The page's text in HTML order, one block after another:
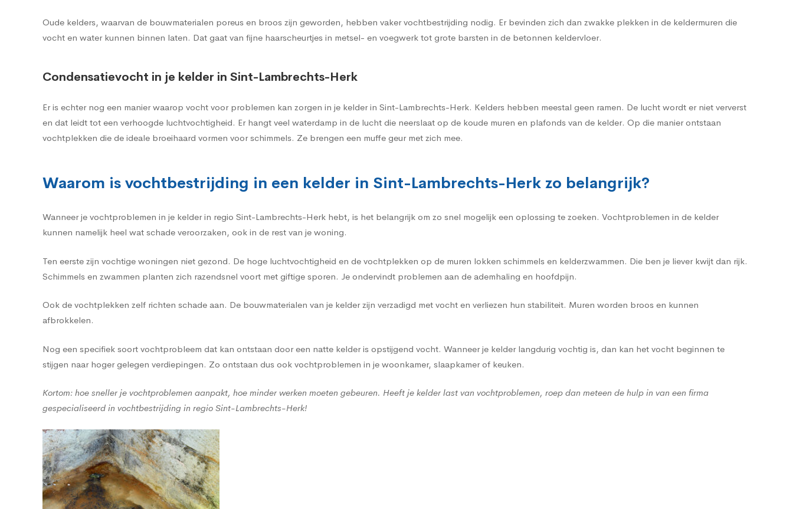
Oude kelders, waarvan de bouwmaterialen poreus en broos zijn geworden, hebben vaker vochtbestrijding nodig. Er bevinden zich dan zwakke plekken in de keldermuren die
vocht en water kunnen binnen laten. Dat gaat van fijne haarscheurtjes in metsel- en voegwerk tot grote barsten in de betonnen keldervloer.
Condensatievocht in je kelder in Sint-Lambrechts-Herk
Er is echter nog een manier waarop vocht voor problemen kan zorgen in je kelder in Sint-Lambrechts-Herk. Kelders hebben meestal geen ramen. De lucht wordt er niet ververst
en dat leidt tot een verhoogde luchtvochtigheid. Er hangt veel waterdamp in de lucht die neerslaat op de koude muren en plafonds van de kelder. Op die manier ontstaan
vochtplekken die de ideale broeihaard vormen voor schimmels. Ze brengen een muffe geur met zich mee.
Waarom is vochtbestrijding in een kelder in Sint-Lambrechts-Herk zo belangrijk?
Wanneer je vochtproblemen in je kelder in regio Sint-Lambrechts-Herk hebt, is het belangrijk om zo snel mogelijk een oplossing te zoeken. Vochtproblemen in de kelder
kunnen namelijk heel wat schade veroorzaken, ook in de rest van je woning.
Ten eerste zijn vochtige woningen niet gezond. De hoge luchtvochtigheid en de vochtplekken op de muren lokken schimmels en kelderzwammen. Die ben je liever kwijt dan rijk.
Schimmels en zwammen planten zich razendsnel voort met giftige sporen. Je ondervindt problemen aan de ademhaling en hoofdpijn.
Ook de vochtplekken zelf richten schade aan. De bouwmaterialen van je kelder zijn verzadigd met vocht en verliezen hun stabiliteit. Muren worden broos en kunnen
afbrokkelen.
Nog een specifiek soort vochtprobleem dat kan ontstaan door een natte kelder is opstijgend vocht. Wanneer je kelder langdurig vochtig is, dan kan het vocht beginnen te
stijgen naar hoger gelegen verdiepingen. Zo ontstaan dus ook vochtproblemen in je woonkamer, slaapkamer of keuken.
Kortom: hoe sneller je vochtproblemen aanpakt, hoe minder werken moeten gebeuren. Heeft je kelder last van vochtproblemen, roep dan meteen de hulp in van een firma
gespecialiseerd in vochtbestrijding in regio Sint-Lambrechts-Herk!